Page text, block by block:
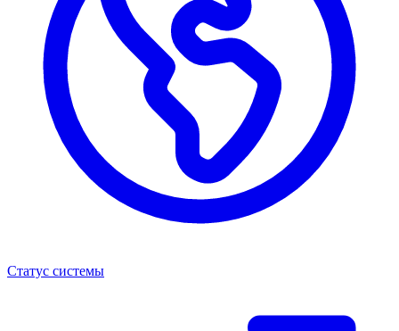
Статус системы